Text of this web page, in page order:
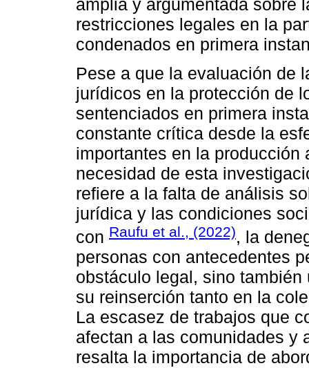
amplia y argumentada sobre
restricciones legales en la
condenados en primera
Pese a que la evaluación de
jurídicos en la protección de
sentenciados en primera
constante crítica desde la
importantes en la
necesidad de esta
refiere a la falta de análisis
jurídica y las condiciones
con Raufu et al., (2022), la
personas con antecedentes
obstáculo legal, sino
su reinserción tanto en la
La escasez de trabajos que
afectan a las comunidades y
resalta la importancia de